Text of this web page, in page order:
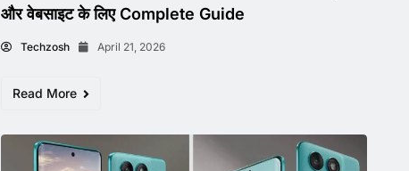
और वेबसाइट के लिए Complete Guide
Techzosh April 21, 2026
Read More